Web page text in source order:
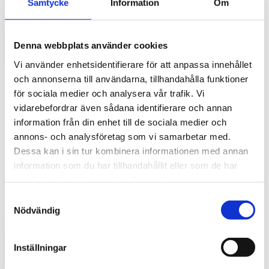
Samtycke Information Om
Denna webbplats använder cookies
Vi använder enhetsidentifierare för att anpassa innehållet
och annonserna till användarna, tillhandahålla funktioner
för sociala medier och analysera vår trafik. Vi
vidarebefordrar även sådana identifierare och annan
information från din enhet till de sociala medier och
annons- och analysföretag som vi samarbetar med.
Dessa kan i sin tur kombinera informationen med annan
information som du har tillhandahållit eller som de har
Nödvändig
Inställningar
gör stor skillnad i vardagen
även lunchplatsen under långa arbetsdagar....
entreprenadmaskin?
bara utseende. Rätt matta skyddar originalgolvet mot
slitage, förenklar rengöringen och bidrar till...